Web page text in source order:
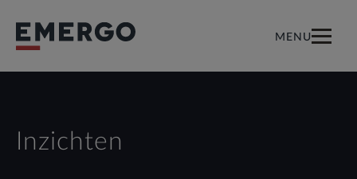
MENU
Inzichten
FILTERS TOEPASSEN
FILTERS VERWIJDEREN